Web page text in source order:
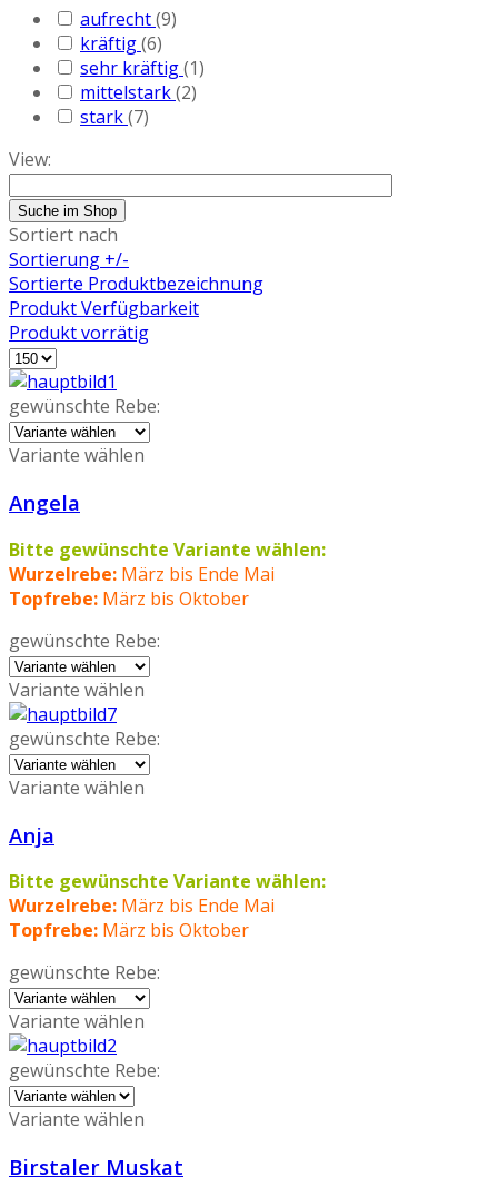
aufrecht(9)
kräftig(6)
sehr kräftig(1)
mittelstark(2)
stark(7)
View:
Sortiert nach
Sortierung +/-
Sortierte Produktbezeichnung
Produkt Verfügbarkeit
Produkt vorrätig
gewünschte Rebe:
Variante wählen
Angela
Bitte gewünschte Variante wählen:
Wurzelrebe: März bis Ende Mai
Topfrebe: März bis Oktober
gewünschte Rebe:
Variante wählen
gewünschte Rebe:
Variante wählen
Anja
Bitte gewünschte Variante wählen:
Wurzelrebe: März bis Ende Mai
Topfrebe: März bis Oktober
gewünschte Rebe:
Variante wählen
gewünschte Rebe:
Variante wählen
Birstaler Muskat